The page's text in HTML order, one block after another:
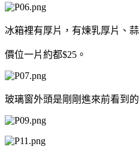
冰箱裡有厚片，有煉乳厚片、
價位一片約都$25。
玻璃窗外頭是剛剛進來前看到